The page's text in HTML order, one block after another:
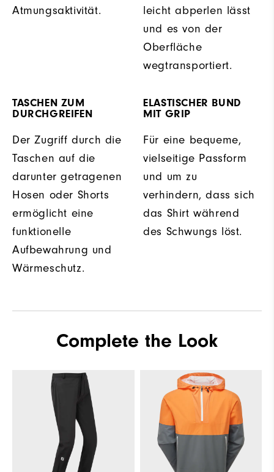
Atmungsaktivität.
leicht abperlen lässt
und es von der
Oberfläche
wegtransportiert.
TASCHEN ZUM
DURCHGREIFEN
Der Zugriff durch die
Taschen auf die
darunter getragenen
Hosen oder Shorts
ermöglicht eine
funktionelle
Aufbewahrung und
Wärmeschutz.
ELASTISCHER BUND
MIT GRIP
Für eine bequeme,
vielseitige Passform
und um zu
verhindern, dass sich
das Shirt während
des Schwungs löst.
Complete the Look